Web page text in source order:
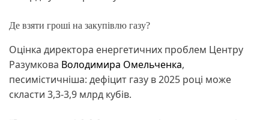
Де взяти гроші на закупівлю газу?
Оцінка директора енергетичних проблем Центру
Разумкова Володимира Омельченка,
песимістичніша: дефіцит газу в 2025 році може
скласти 3,3-3,9 млрд кубів.